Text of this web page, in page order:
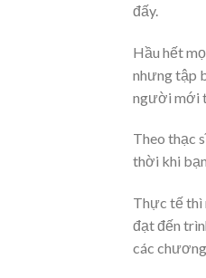
đấy.
Hầu hết
nhưng tập
người mới
Theo thạc
thời khi
Thực tế thì
đạt đến
các